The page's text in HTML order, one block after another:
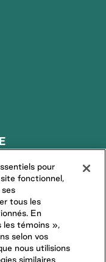
pour
fonctionnel,
tous les
En
les témoins »,
selon vos
nous utilisions
similaires